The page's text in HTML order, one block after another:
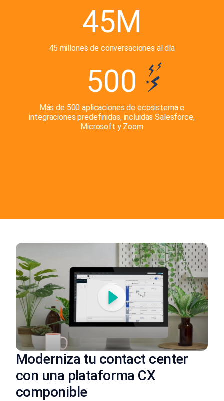
45M
45 millones de conversaciones al día
500
Más de 500 aplicaciones de ecosistema e
integraciones predefinidas, incluidas Salesforce,
Microsoft y Zoom
Moderniza tu contact center
con una plataforma CX
componible